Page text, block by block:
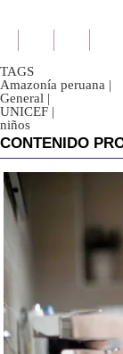
TAGS
Amazonía peruana |
General |
UNICEF |
niños